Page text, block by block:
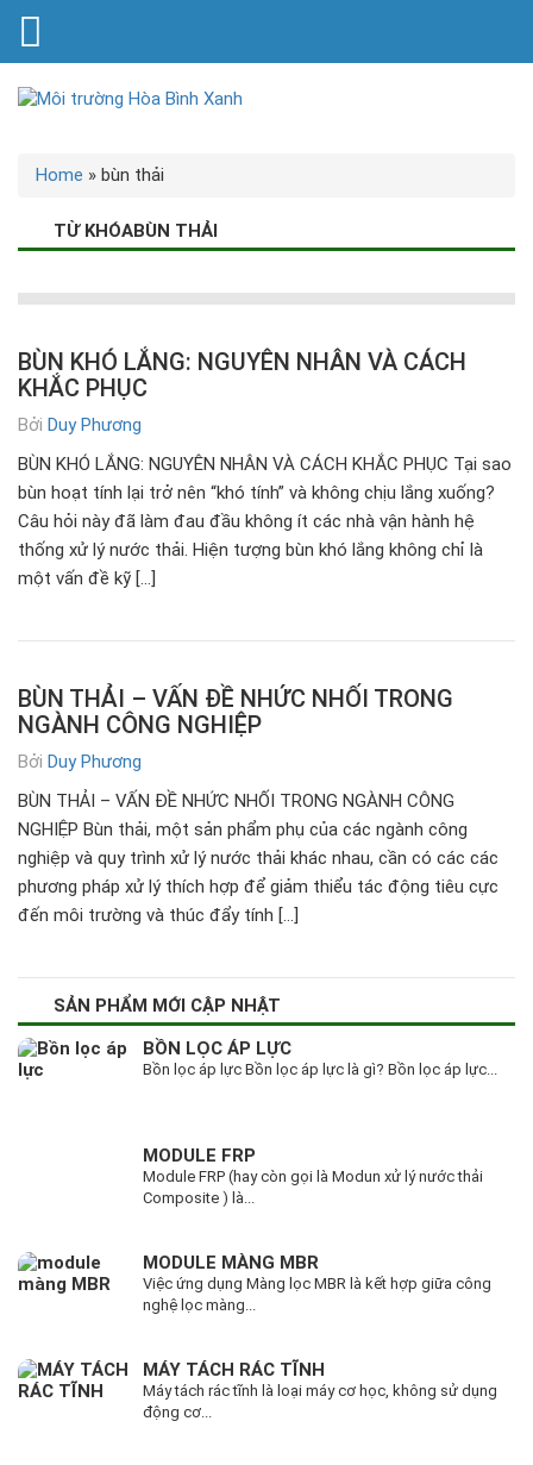
Home » bùn thải
TỪ KHÓABÙN THẢI
BÙN KHÓ LẮNG: NGUYÊN NHÂN VÀ CÁCH
KHẮC PHỤC
Bởi Duy Phương
BÙN KHÓ LẮNG: NGUYÊN NHÂN VÀ CÁCH KHẮC PHỤC Tại sao
bùn hoạt tính lại trở nên “khó tính” và không chịu lắng xuống?
Câu hỏi này đã làm đau đầu không ít các nhà vận hành hệ
thống xử lý nước thải. Hiện tượng bùn khó lắng không chỉ là
một vấn đề kỹ […]
BÙN THẢI – VẤN ĐỀ NHỨC NHỐI TRONG
NGÀNH CÔNG NGHIỆP
Bởi Duy Phương
BÙN THẢI – VẤN ĐỀ NHỨC NHỐI TRONG NGÀNH CÔNG
NGHIỆP Bùn thải, một sản phẩm phụ của các ngành công
nghiệp và quy trình xử lý nước thải khác nhau, cần có các các
phương pháp xử lý thích hợp để giảm thiểu tác động tiêu cực
đến môi trường và thúc đẩy tính […]
SẢN PHẨM MỚI CẬP NHẬT
BỒN LỌC ÁP LỰC
Bồn lọc áp lực Bồn lọc áp lực là gì? Bồn lọc áp lực...
MODULE FRP
Module FRP (hay còn gọi là Modun xử lý nước thải
Composite ) là...
MODULE MÀNG MBR
Việc ứng dụng Màng lọc MBR là kết hợp giữa công
nghệ lọc màng...
MÁY TÁCH RÁC TĨNH
Máy tách rác tĩnh là loại máy cơ học, không sử dụng
động cơ...